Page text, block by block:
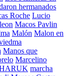
hermanados
Roche Lucio
Macos Pavlin
Malón Malon en
Manos que
Marcelino
marcha